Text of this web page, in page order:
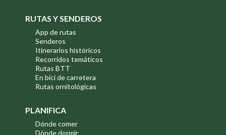
RUTAS Y SENDEROS
App de rutas
Senderos
Itinerarios históricos
Recorridos temáticos
Rutas BTT
En bici de carretera
Rutas ornitológicas
PLANIFICA
Dónde comer
Dónde dormir